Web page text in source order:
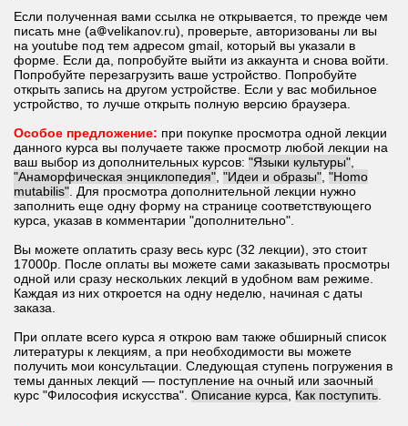
Если полученная вами ссылка не открывается, то прежде чем
писать мне (a
velikanov.ru), проверьте, авторизованы ли вы
на youtube под тем адресом gmail, который вы указали в
форме. Если да, попробуйте выйти из аккаунта и снова войти.
Попробуйте перезагрузить ваше устройство. Попробуйте
открыть запись на другом устройстве. Если у вас мобильное
устройство, то лучше открыть полную версию браузера.
Особое предложение: при покупке просмотра одной лекции
данного курса вы получаете также просмотр любой лекции на
ваш выбор из дополнительных курсов: "Языки культуры"
"Анаморфическая энциклопедия" "Идеи и образы" "Homo
mutabilis" . Для просмотра дополнительной лекции нужно
заполнить еще одну форму на странице соответствующего
курса, указав в комментарии "дополнительно".
Вы можете оплатить сразу весь курс (32 лекции), это стоит
17000р. После оплаты вы можете сами заказывать просмотры
одной или сразу нескольких лекций в удобном вам режиме.
Каждая из них откроется на одну неделю, начиная с даты
заказа.
При оплате всего курса я открою вам также обширный список
литературы к лекциям, а при необходимости вы можете
получить мои консультации. Следующая ступень погружения в
темы данных лекций — поступление на очный или заочный
курс "Философия искусства". Описание курса Как поступить